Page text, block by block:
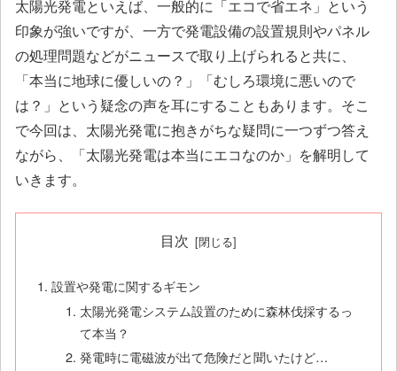
太陽光発電といえば、一般的に「エコで省エネ」という
印象が強いですが、一方で発電設備の設置規則やパネル
の処理問題などがニュースで取り上げられると共に、
「本当に地球に優しいの？」「むしろ環境に悪いので
は？」という疑念の声を耳にすることもあります。そこ
で今回は、太陽光発電に抱きがちな疑問に一つずつ答え
ながら、「太陽光発電は本当にエコなのか」を解明して
いきます。
目次
設置や発電に関するギモン
太陽光発電システム設置のために森林伐採するっ
て本当？
発電時に電磁波が出て危険だと聞いたけど…